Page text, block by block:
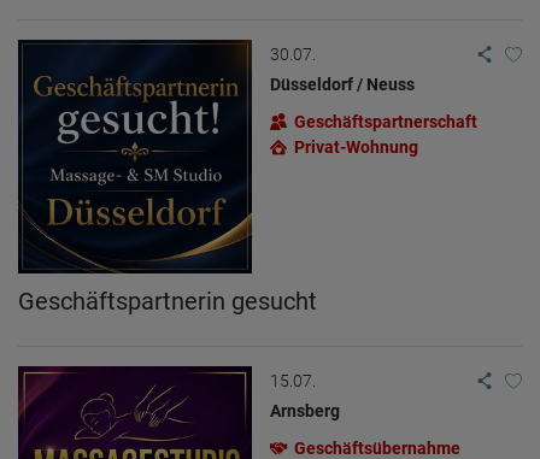
30.07.
Düsseldorf / Neuss
Geschäftspartnerschaft
Privat-Wohnung
Geschäftspartnerin gesucht
15.07.
Arnsberg
Geschäftsübernahme